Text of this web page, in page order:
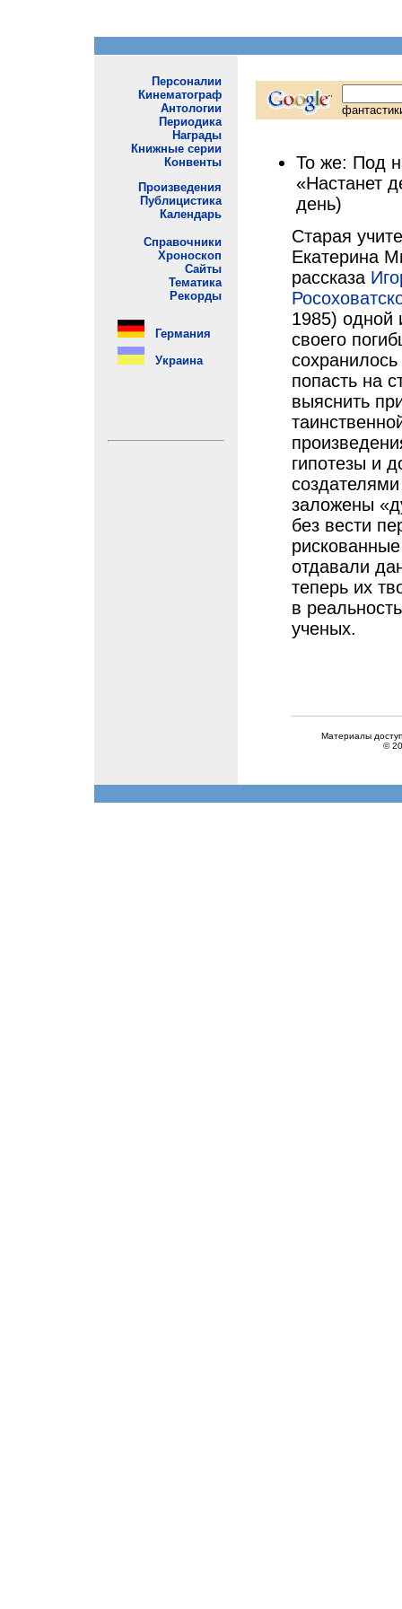
То же: Под
«Настанет
день)
Старая
Екатерина
рассказа
1985) одной
своего
попасть на
выяснить
гипотезы и
заложены
без вести
отдавали
теперь их
в
ученых.